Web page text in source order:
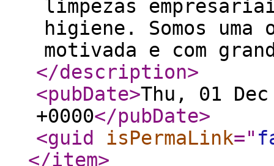
limpezas
higiene. Somos
motivada e com
</description>
<pubDate>Thu, 01
+0000</pubDate>
<guid
isPermaLink="
</item>